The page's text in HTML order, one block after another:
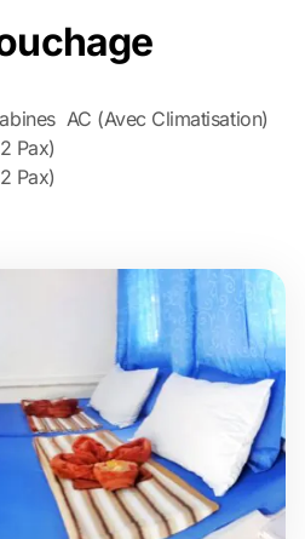
AC (Avec Climatisation)
Pax)
Pax)